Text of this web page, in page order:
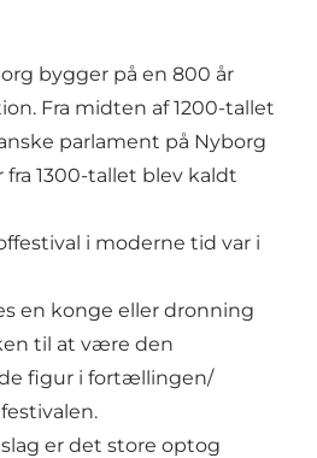
bygger på en 800 år
Fra midten af 1200-tallet
parlament på Nyborg
fra 1300-tallet blev kaldt
i moderne tid var i
en konge eller dronning
til at være den
figur i fortællingen/
er det store optog